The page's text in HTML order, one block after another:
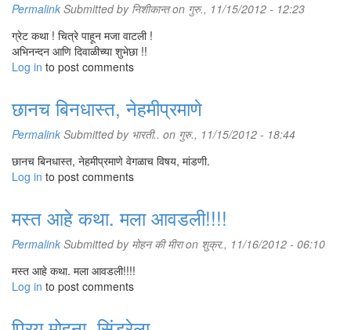
Permalink Submitted by निशीकान्तon गुरु., 11/15/2012 - 12:23
ग्रेट कथा ! चित्रे पाहून मजा वाटली !
अभिनन्दन आणि दिवाळीच्या शुभेछा !!
Log in to post comments
छानच बिनधास्त, नेहमीप्रमाणे
Permalink Submitted by भारती.. on गुरु., 11/15/2012 - 18:44
छानच बिनधास्त, नेहमीप्रमाणे वेगळाच विषय, मांडणी.
Log in to post comments
मस्त आहे कथा. मला आवडली!!!!
Permalink Submitted by मोहन की मीराon शुक्र., 11/16/2012 - 06:10
मस्त आहे कथा. मला आवडली!!!!
Log in to post comments